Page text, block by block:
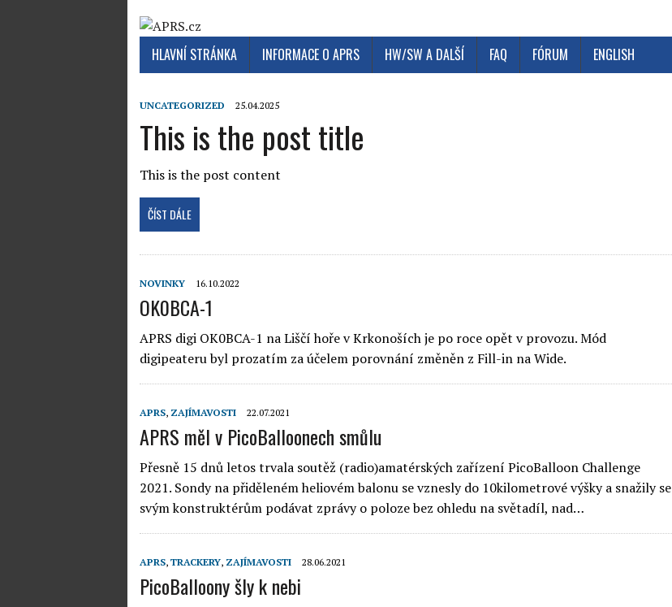
HLAVNÍ STRÁNKA INFORMACE O APRS HW/SW A DALŠÍ FAQ FÓRUM ENGLISH
UNCATEGORIZED 25.04.2025
This is the post title
This is the post content
ČÍST DÁLE
NOVINKY 16.10.2022
OK0BCA-1
APRS digi OK0BCA-1 na Liščí hoře v Krkonoších je po roce opět v provozu. Mód
digipeateru byl prozatím za účelem porovnání změněn z Fill-in na Wide.
APRS, ZAJÍMAVOSTI 22.07.2021
APRS měl v PicoBalloonech smůlu
Přesně 15 dnů letos trvala soutěž (radio)amatérských zařízení PicoBalloon Challenge
2021. Sondy na přiděleném heliovém balonu se vznesly do 10kilometrové výšky a snažily se
svým konstruktérům podávat zprávy o poloze bez ohledu na světadíl, nad…
APRS, TRACKERY, ZAJÍMAVOSTI 28.06.2021
PicoBalloony šly k nebi